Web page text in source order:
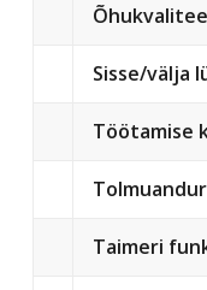
Sisse/välja
Töötamise
Tolmuandur
Taimeri